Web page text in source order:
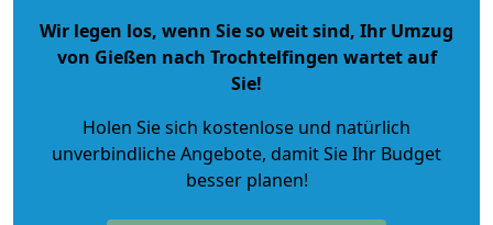
Wir legen los, wenn Sie so weit sind, Ihr Umzug
von Gießen nach Trochtelfingen wartet auf
Sie!
Holen Sie sich kostenlose und natürlich
unverbindliche Angebote, damit Sie Ihr Budget
besser planen!